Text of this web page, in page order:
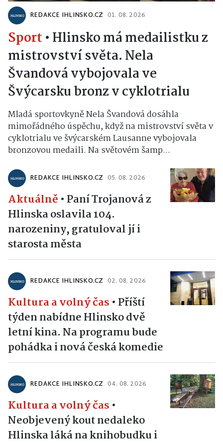
REDAKCE IHLINSKO.CZ 01. 08. 2026
Sport • Hlinsko má medailistku z
mistrovství světa. Nela
Švandová vybojovala ve
Švýcarsku bronz v cyklotrialu
Mladá sportovkyně Nela Švandová dosáhla
mimořádného úspěchu, když na mistrovství světa v
cyklotrialu ve švýcarském Lausanne vybojovala
bronzovou medaili. Na světovém šamp...
REDAKCE IHLINSKO.CZ 05. 08. 2026
Aktuálně • Paní Trojanová z
Hlinska oslavila 104.
narozeniny, gratuloval jí i
starosta města
REDAKCE IHLINSKO.CZ 02. 08. 2026
Kultura a volný čas • Příští
týden nabídne Hlinsko dvě
letní kina. Na programu bude
pohádka i nová česká komedie
REDAKCE IHLINSKO.CZ 04. 08. 2026
Kultura a volný čas •
Neobjevený kout nedaleko
Hlinska láká na knihobudku i